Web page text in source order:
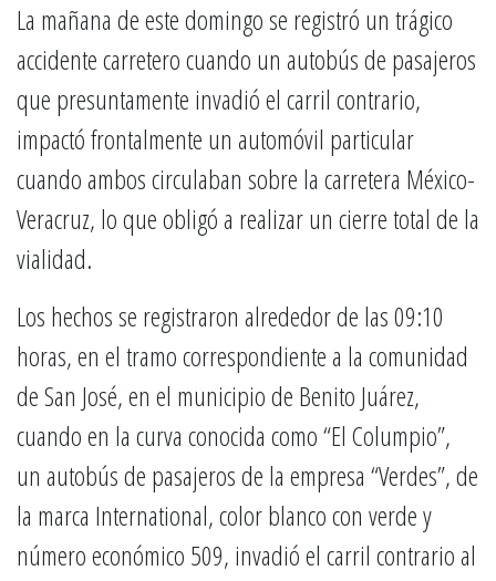
La mañana de este domingo se registró un trágico
accidente carretero cuando un autobús de pasajeros
que presuntamente invadió el carril contrario,
impactó frontalmente un automóvil particular
cuando ambos circulaban sobre la carretera México-
Veracruz, lo que obligó a realizar un cierre total de la
vialidad.
Los hechos se registraron alrededor de las 09:10
horas, en el tramo correspondiente a la comunidad
de San José, en el municipio de Benito Juárez,
cuando en la curva conocida como “El Columpio”,
un autobús de pasajeros de la empresa “Verdes”, de
la marca International, color blanco con verde y
número económico 509, invadió el carril contrario al